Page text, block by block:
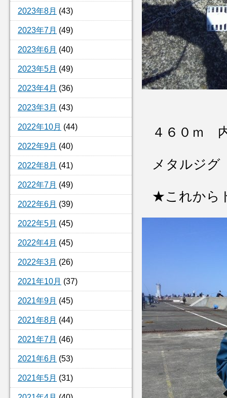
2023年8月 (43)
2023年7月 (49)
2023年6月 (40)
2023年5月 (49)
2023年4月 (36)
2023年3月 (43)
2022年10月 (44)
2022年9月 (40)
2022年8月 (41)
2022年7月 (49)
2022年6月 (39)
2022年5月 (45)
2022年4月 (45)
2022年3月 (26)
2021年10月 (37)
2021年9月 (45)
2021年8月 (44)
2021年7月 (46)
2021年6月 (53)
2021年5月 (31)
４６０ｍ
メタルジグ
★これから